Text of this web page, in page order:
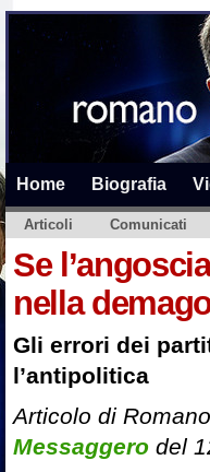
Home Biografia
Articoli Comunicati
Se
nella
Gli errori dei
l’antipolitica
Articolo di
Messaggero del